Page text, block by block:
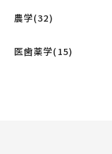
農学(32)
医歯薬学(15)